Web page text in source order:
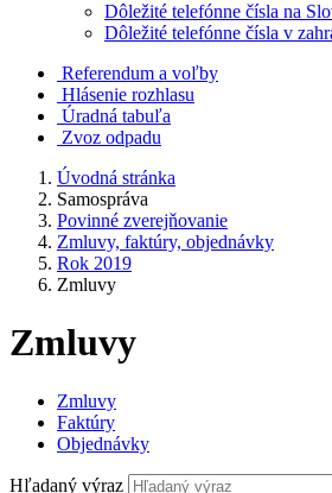
Dôležité telefónne čísla na
Dôležité telefónne čísla v
Referendum a voľby
Hlásenie rozhlasu
Úradná tabuľa
Zvoz odpadu
Úvodná stránka
Samospráva
Povinné zverejňovanie
Zmluvy, faktúry, objednávky
Rok 2019
Zmluvy
Zmluvy
Zmluvy
Faktúry
Objednávky
Hľadaný výraz